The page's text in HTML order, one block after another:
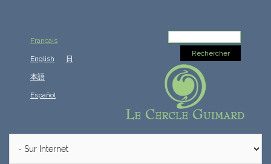
Français
English 日
本語
Español